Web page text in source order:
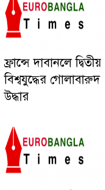
ফ্রান্সে দাবানলে দ্বিতীয়
বিশ্বযুদ্ধের গোলাবারুদ
উদ্ধার